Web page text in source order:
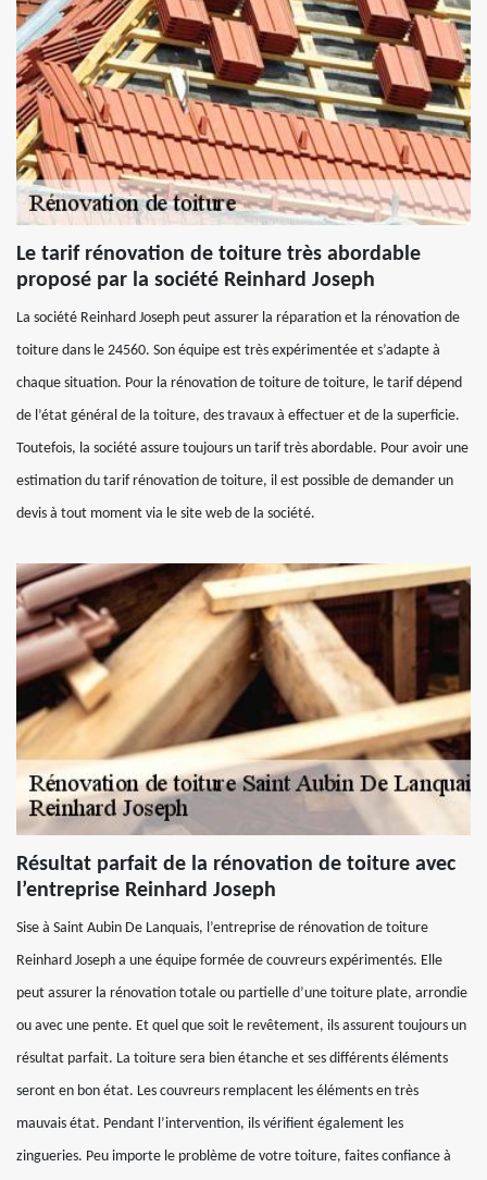
Le tarif rénovation de toiture très abordable
proposé par la société Reinhard Joseph
La société Reinhard Joseph peut assurer la réparation et la rénovation de
toiture dans le 24560. Son équipe est très expérimentée et s’adapte à
chaque situation. Pour la rénovation de toiture de toiture, le tarif dépend
de l’état général de la toiture, des travaux à effectuer et de la superficie.
Toutefois, la société assure toujours un tarif très abordable. Pour avoir une
estimation du tarif rénovation de toiture, il est possible de demander un
devis à tout moment via le site web de la société.
Résultat parfait de la rénovation de toiture avec
l’entreprise Reinhard Joseph
Sise à Saint Aubin De Lanquais, l’entreprise de rénovation de toiture
Reinhard Joseph a une équipe formée de couvreurs expérimentés. Elle
peut assurer la rénovation totale ou partielle d’une toiture plate, arrondie
ou avec une pente. Et quel que soit le revêtement, ils assurent toujours un
résultat parfait. La toiture sera bien étanche et ses différents éléments
seront en bon état. Les couvreurs remplacent les éléments en très
mauvais état. Pendant l’intervention, ils vérifient également les
zingueries. Peu importe le problème de votre toiture, faites confiance à